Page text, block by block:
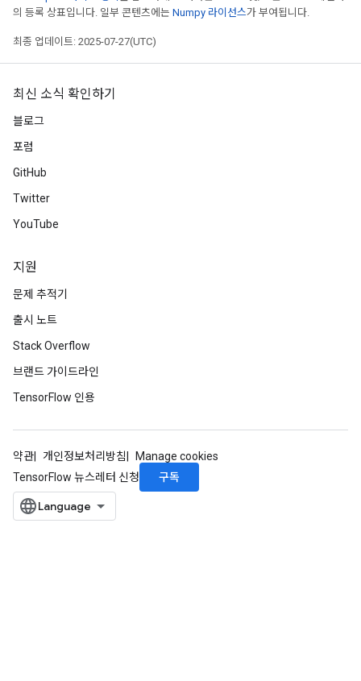
의 등록 상표입니다. 일부 콘텐츠에는 Numpy 라이선스가 부여됩니다.
최종 업데이트: 2025-07-27(UTC)
최신 소식 확인하기
블로그
포럼
GitHub
Twitter
YouTube
지원
문제 추적기
출시 노트
Stack Overflow
브랜드 가이드라인
TensorFlow 인용
약관 개인정보처리방침
Manage cookies
TensorFlow 뉴스레터 신청
구독